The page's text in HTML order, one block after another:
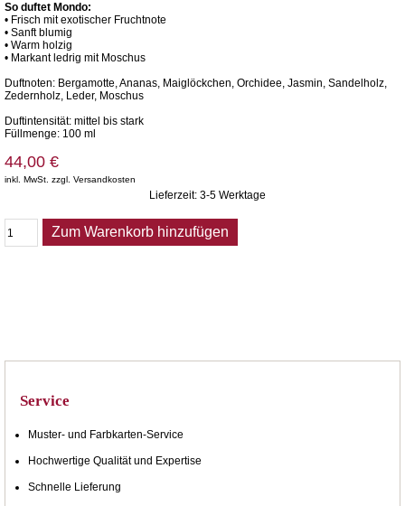
So duftet Mondo:
• Frisch mit exotischer Fruchtnote
• Sanft blumig
• Warm holzig
• Markant ledrig mit Moschus
Duftnoten: Bergamotte, Ananas, Maiglöckchen, Orchidee, Jasmin, Sandelholz,
Zedernholz, Leder, Moschus
Duftintensität: mittel bis stark
Füllmenge: 100 ml
44,00 €
inkl. MwSt. zzgl. Versandkosten
Lieferzeit: 3-5 Werktage
Zum Warenkorb hinzufügen
Service
Muster- und Farbkarten-Service
Hochwertige Qualität und Expertise
Schnelle Lieferung